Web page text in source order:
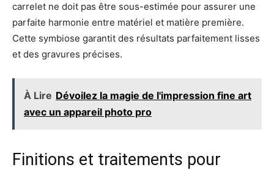
carrelet ne doit pas être sous-estimée pour assurer une
parfaite harmonie entre matériel et matière première.
Cette symbiose garantit des résultats parfaitement lisses
et des gravures précises.
À Lire Dévoilez la magie de l'impression fine art
avec un appareil photo pro
Finitions et traitements pour